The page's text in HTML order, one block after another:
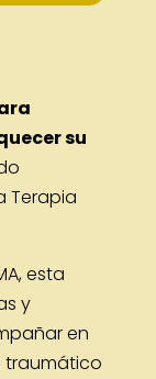
su
Terapia
esta
y
en
traumático